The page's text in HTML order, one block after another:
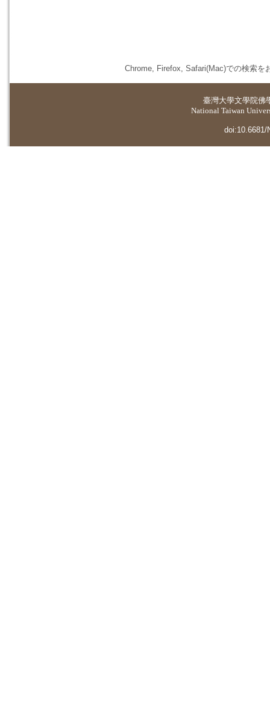
Chrome, Firefox, Safari(Mac)での検索を
臺灣大學文學院佛
National Taiwan
doi:10.6681/